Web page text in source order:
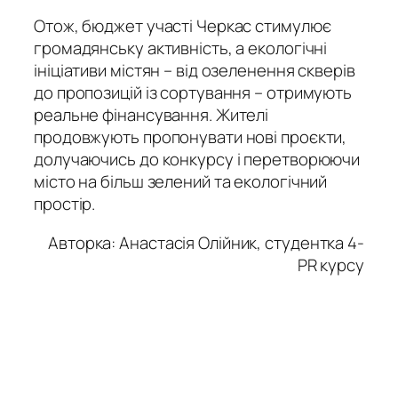
Отож, бюджет участі Черкас стимулює
громадянську активність, а екологічні
ініціативи містян – від озеленення скверів
до пропозицій із сортування – отримують
реальне фінансування. Жителі
продовжують пропонувати нові проєкти,
долучаючись до конкурсу і перетворюючи
місто на більш зелений та екологічний
простір.
Авторка: Анастасія Олійник, студентка 4-
PR курсу